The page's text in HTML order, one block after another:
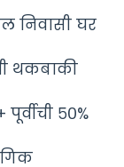
निवासी घर
थकबाकी
५०%